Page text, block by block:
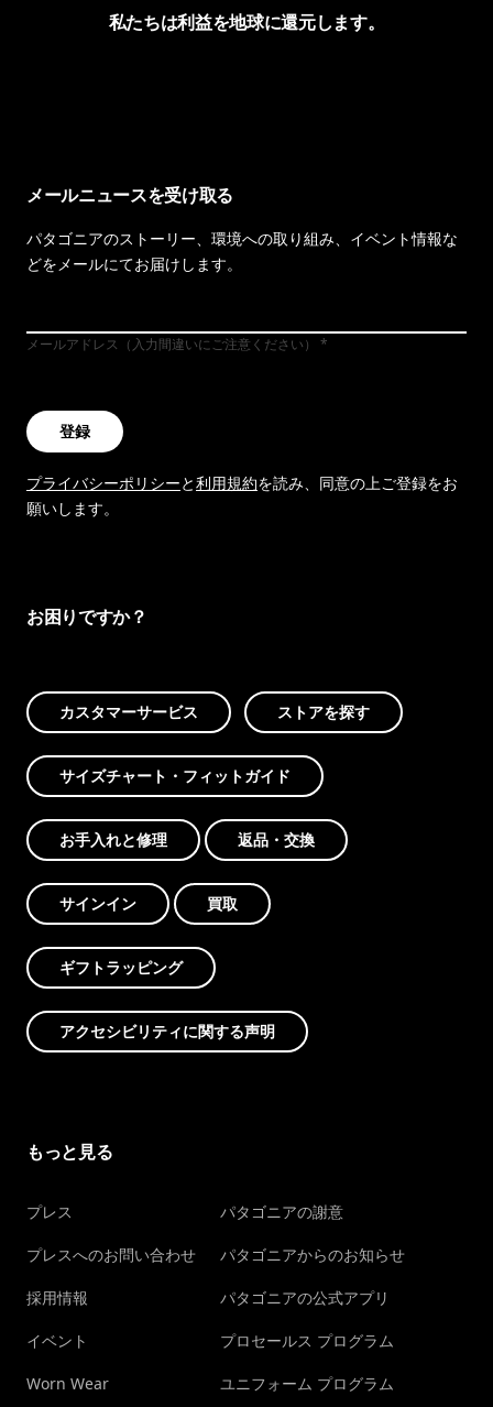
私たちは利益を地球に還元します。
メールニュースを受け取る
パタゴニアのストーリー、環境への取り組み、イベント情報な
どをメールにてお届けします。
メールアドレス（入力間違いにご注意ください）
登録
プライバシーポリシーと利用規約を読み、同意の上ご登録をお
願いします。
お困りですか？
カスタマーサービス ストアを探す
サイズチャート・フィットガイド
お手入れと修理 返品・交換
サインイン 買取
ギフトラッピング
アクセシビリティに関する声明
もっと見る
プレス
プレスへのお問い合わせ
採用情報
イベント
Worn Wear
パタゴニアの謝意
パタゴニアからのお知らせ
パタゴニアの公式アプリ
プロセールス プログラム
ユニフォーム プログラム